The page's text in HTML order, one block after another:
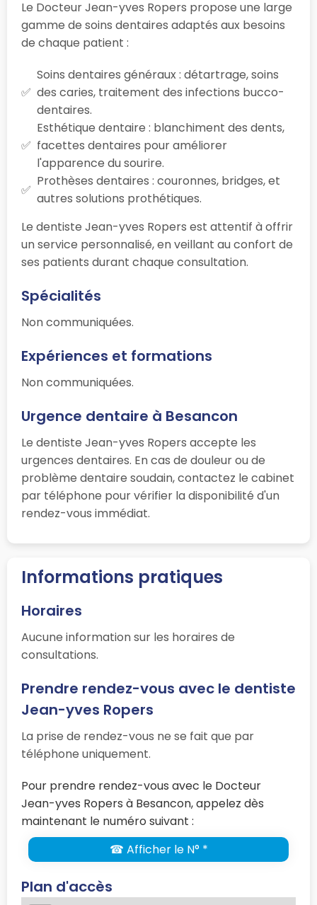
Le Docteur Jean-yves Ropers propose une large
gamme de soins dentaires adaptés aux besoins
de chaque patient :
Soins dentaires généraux : détartrage, soins
des caries, traitement des infections bucco-
dentaires.
Esthétique dentaire : blanchiment des dents,
facettes dentaires pour améliorer
l'apparence du sourire.
Prothèses dentaires : couronnes, bridges, et
autres solutions prothétiques.
Le dentiste Jean-yves Ropers est attentif à offrir
un service personnalisé, en veillant au confort de
ses patients durant chaque consultation.
Spécialités
Non communiquées.
Expériences et formations
Non communiquées.
Urgence dentaire à Besancon
Le dentiste Jean-yves Ropers accepte les
urgences dentaires. En cas de douleur ou de
problème dentaire soudain, contactez le cabinet
par téléphone pour vérifier la disponibilité d'un
rendez-vous immédiat.
Informations pratiques
Horaires
Aucune information sur les horaires de
consultations.
Prendre rendez-vous avec le dentiste
Jean-yves Ropers
La prise de rendez-vous ne se fait que par
téléphone uniquement.
Pour prendre rendez-vous avec le Docteur
Jean-yves Ropers à Besancon, appelez dès
maintenant le numéro suivant :
☎ Afficher le N° *
Plan d'accès